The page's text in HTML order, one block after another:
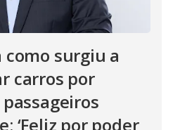
surgiu a
carros por
‘Feliz por poder